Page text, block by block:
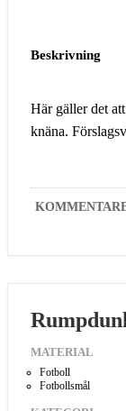
Beskrivning
Här gäller det
knäna.
MATERIAL
Fotboll
Fotbollsmål